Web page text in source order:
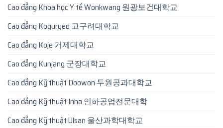
Cao đẳng Khoa học Y tế Wonkwang 원광보건대학교
Cao đẳng Koguryeo 고구려대학교
Cao đẳng Koje 거제대학교
Cao đẳng Kunjang 군장대학교
Cao đẳng Kỹ thuật Doowon 두원공과대학교
Cao đẳng Kỹ thuật Inha 인하공업전문대학
Cao đẳng Kỹ thuật Ulsan 울산과학대학교